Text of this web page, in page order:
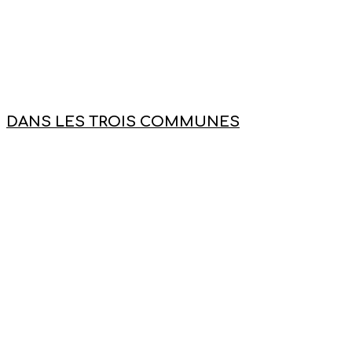
DANS LES TROIS COMMUNES